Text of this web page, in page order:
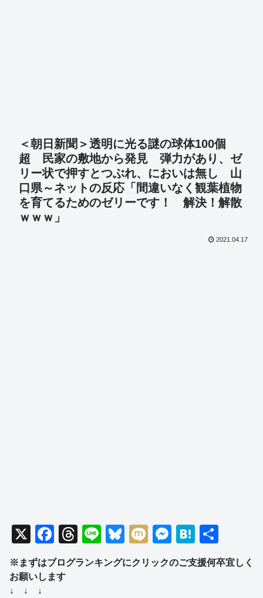
＜朝日新聞＞透明に光る謎の球体100個
超 民家の敷地から発見 弾力があり、ゼ
リー状で押すとつぶれ、においは無し 山
口県～ネットの反応「間違いなく観葉植物
を育てるためのゼリーです！ 解決！解散
ｗｗｗ」
2021.04.17
X
F
a
c
T
hr
e
Li
n
e
Bl
e
M
ixi
M
ss
H
at
e
有
※まずはブログランキングにクリックのご支援何卒宜しく
お願いします
↓ ↓ ↓